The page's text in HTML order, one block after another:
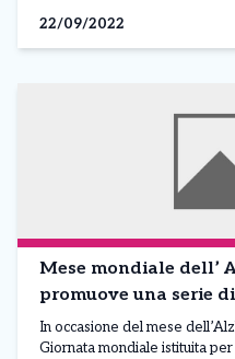
22/09/2022
Mese mondiale dell’
promuove una serie
In occasione del mese
Giornata mondiale istituita